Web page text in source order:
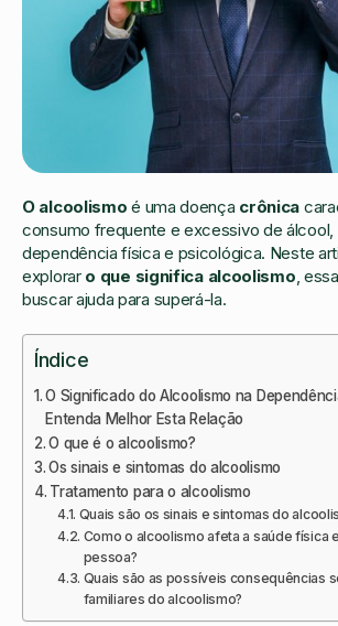
O alcoolismo é uma doença crônica
consumo frequente e excessivo de álcool,
dependência física e psicológica. Neste
explorar o que significa alcoolismo ,
buscar ajuda para superá-la.
Índice
O Significado do Alcoolismo na
Entenda Melhor Esta Relação
O que é o alcoolismo?
Os sinais e sintomas do alcoolismo
Tratamento para o alcoolismo
Quais são os sinais e sintomas do
Como o alcoolismo afeta a saúde física
pessoa?
Quais são as possíveis consequências
familiares do alcoolismo?